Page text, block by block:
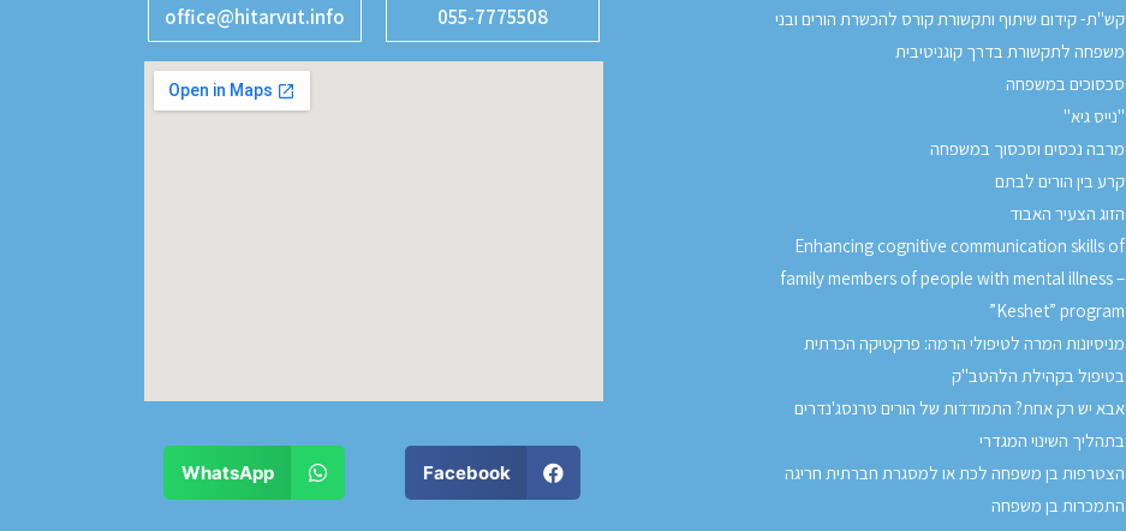
קש"ת- קידום שיתוף ותקשורת קורס להכשרת הורים ובני
משפחה לתקשורת בדרך קוגניטיבית
סכסוכים במשפחה
"נייס גיא"
מרבה נכסים וסכסוך במשפחה
קרע בין הורים לבתם
הזוג הצעיר האבוד
Enhancing cognitive communication skills of
family members of people with mental illness –
”Keshet” program
מניסיונות המרה לטיפולי הרמה: פרקטיקה הכרתית
בטיפול בקהילת הלהטב"ק
אבא יש רק אחת? התמודדות של הורים טרנסג'נדרים
בתהליך השינוי המגדרי
הצטרפות בן משפחה לכת או למסגרת חברתית חריגה
התמכרות בן משפחה
055-7775508
office@hitarvut.info
Facebook
WhatsApp